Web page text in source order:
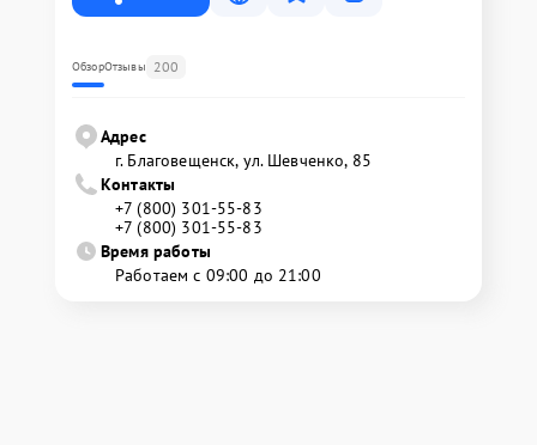
ОбзорОтзывы 200
Адрес
г. Благовещенск, ул. Шевченко, 85
Контакты
+7 (800) 301-55-83
+7 (800) 301-55-83
Время работы
Работаем с 09:00 до 21:00